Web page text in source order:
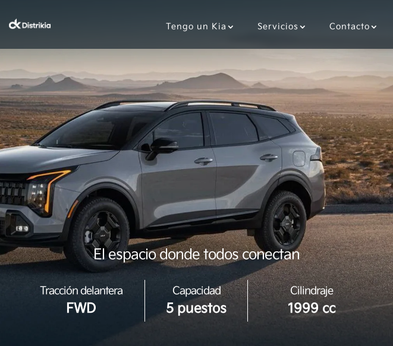
Tengo un Kia Servicios Contacto
El espacio donde todos conectan
Tracción delantera
FWD
Capacidad
5 puestos
Cilindraje
1999 cc